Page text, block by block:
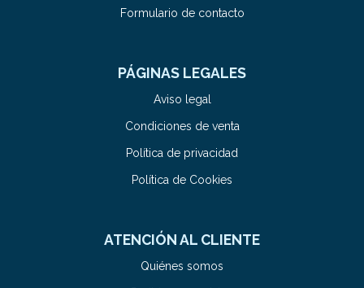
Formulario de contacto
PÁGINAS LEGALES
Aviso legal
Condiciones de venta
Política de privacidad
Política de Cookies
ATENCIÓN AL CLIENTE
Quiénes somos